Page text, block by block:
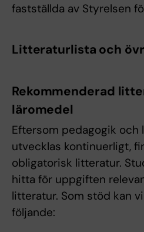
fastställda av Styrelsen
Litteraturlista och
Rekommenderad
läromedel
Eftersom pedagogik och
utvecklas kontinuerligt,
obligatorisk litteratur.
hitta för uppgiften
litteratur. Som stöd kan
följande: